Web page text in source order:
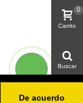
De acuerdo
Carrito
0
Buscar